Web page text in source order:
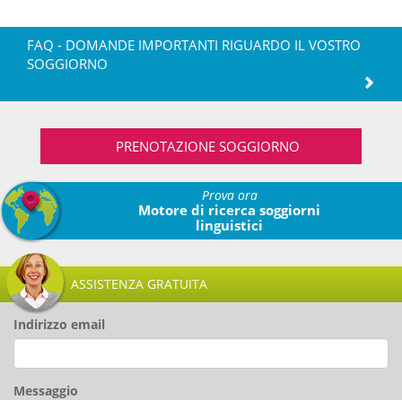
FAQ - DOMANDE IMPORTANTI RIGUARDO IL VOSTRO
SOGGIORNO
PRENOTAZIONE SOGGIORNO
Prova ora
Motore di ricerca soggiorni
linguistici
ASSISTENZA GRATUITA
Indirizzo email
Messaggio